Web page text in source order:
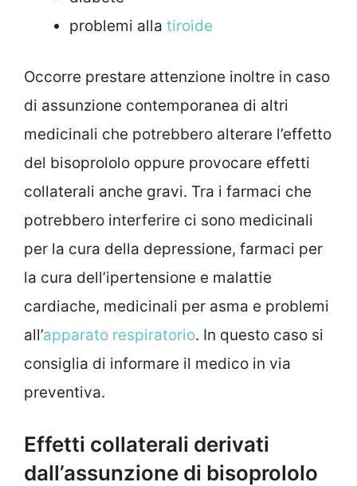
problemi alla tiroide
Occorre prestare attenzione inoltre in caso
di assunzione contemporanea di altri
medicinali che potrebbero alterare l’effetto
del bisoprololo oppure provocare effetti
collaterali anche gravi. Tra i farmaci che
potrebbero interferire ci sono medicinali
per la cura della depressione, farmaci per
la cura dell’ipertensione e malattie
cardiache, medicinali per asma e problemi
all’apparato respiratorio. In questo caso si
consiglia di informare il medico in via
preventiva.
Effetti collaterali derivati
dall’assunzione di bisoprololo